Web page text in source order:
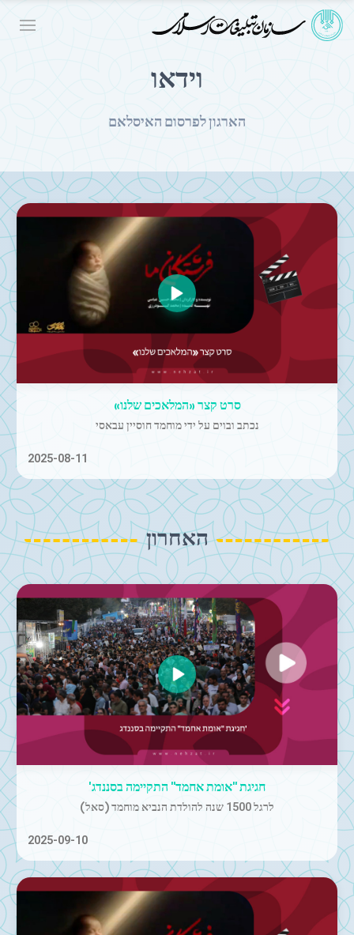
וידאו
הארגון לפרסום האיסלאם
«איראן»
קליפ מוזיקה | שוחרר בביצוע פרזאד פרזין
2025-07-01
האחרון
חגיגת "אומת אחמד" התקיימה בסננדג'
לרגל 1500 שנה להולדת הנביא מוחמד (סאל)
2025-09-10